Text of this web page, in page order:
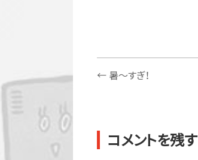
← 暑～すぎ！
コメントを残す